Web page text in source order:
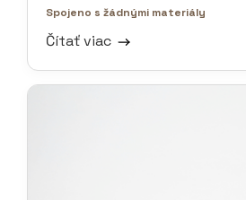
Spojeno s žádnými materiály
Čítať viac